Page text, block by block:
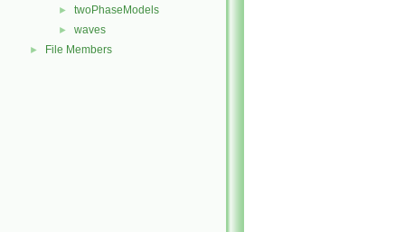
► twoPhaseModels
► waves
► File Members